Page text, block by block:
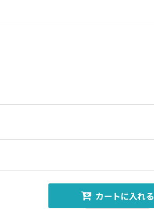
カートに入れる